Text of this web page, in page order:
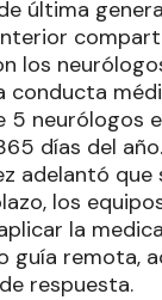
última
los
conducta
5 neurólogos
días del año.
adelantó que
los
la
guía remota,
respuesta.